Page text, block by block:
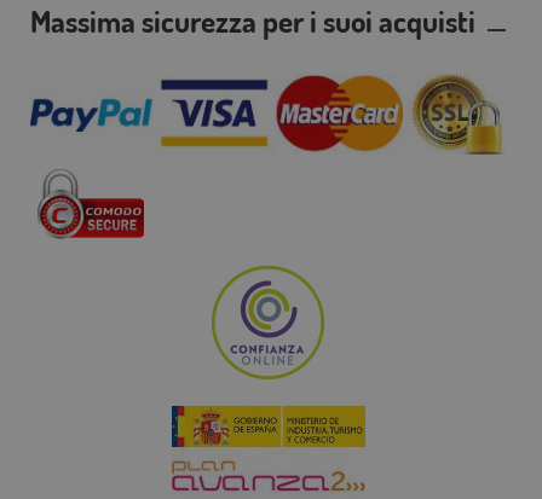
Massima sicurezza per i suoi acquisti